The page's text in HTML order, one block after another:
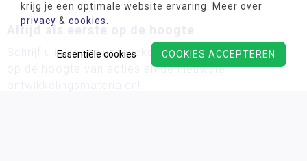
krijg je een optimale website ervaring. Meer over
privacy & cookies
COOKIES ACCEPTEREN
Essentiële cookies
Altijd als eerste op de hoogte
Schrijf u in voor onze wekelijkse nieuwsbrief en blijf
op de hoogte van acties en de nieuwste